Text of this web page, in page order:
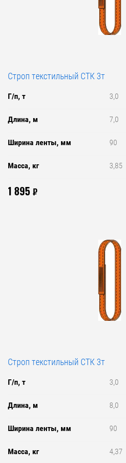
Строп текстильный СТК 3т
Г/п, т 3,0
Длина, м 7,0
Ширина ленты, мм 90
Масса, кг 3,85
1 895 ₽
Строп текстильный СТК 3т
Г/п, т 3,0
Длина, м 8,0
Ширина ленты, мм 90
Масса, кг 4,37